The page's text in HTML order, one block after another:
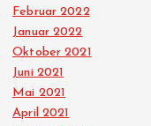
Februar 2022
Januar 2022
Oktober 2021
Juni 2021
Mai 2021
April 2021